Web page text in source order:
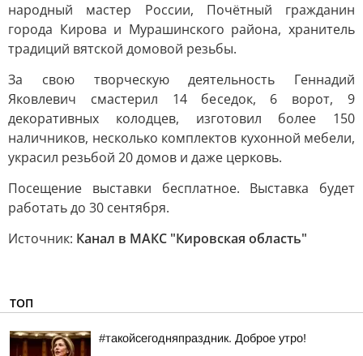
народный мастер России, Почётный гражданин
города Кирова и Мурашинского района, хранитель
традиций вятской домовой резьбы.
За свою творческую деятельность Геннадий
Яковлевич смастерил 14 беседок, 6 ворот, 9
декоративных колодцев, изготовил более 150
наличников, несколько комплектов кухонной мебели,
украсил резьбой 20 домов и даже церковь.
Посещение выставки бесплатное. Выставка будет
работать до 30 сентября.
Источник: Канал в МАКС "Кировская область"
ТОП
#такойсегодняпраздник. Доброе утро!